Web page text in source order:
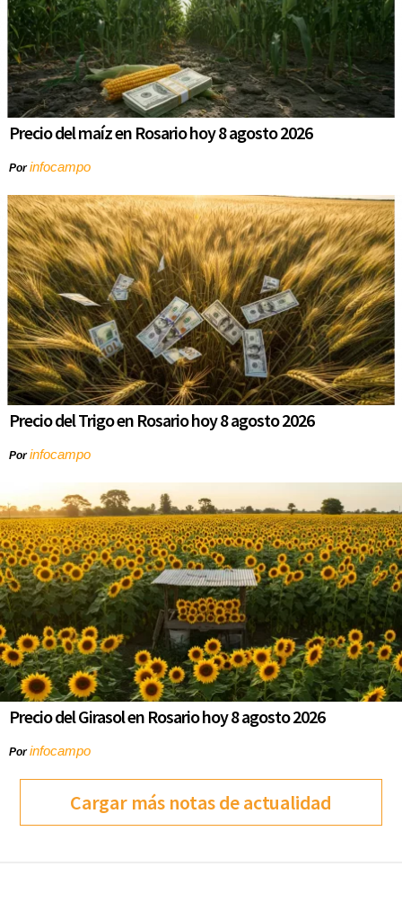
Precio del maíz en Rosario hoy 8 agosto 2026
Porinfocampo
Precio del Trigo en Rosario hoy 8 agosto 2026
Porinfocampo
Precio del Girasol en Rosario hoy 8 agosto 2026
Porinfocampo
Cargar más notas de actualidad